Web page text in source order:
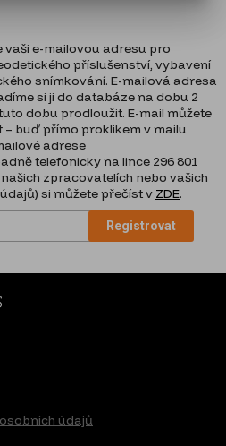
vaši e-mailovou adresu pro
příslušenství, vybavení
snímkování. E-mailová adresa
si ji do databáze na dobu 2
dobu prodloužit. E-mail můžete
buď přímo proklikem v mailu
adrese
telefonicky na lince 296 801
zpracovatelích nebo vašich
si můžete přečíst v ZDE.
Registrovat
údajů